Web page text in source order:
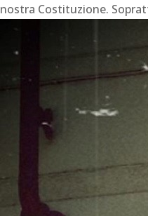
nostra Costituzione.